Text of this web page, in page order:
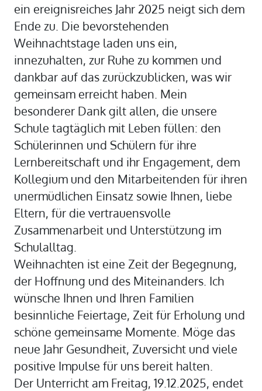
ein ereignisreiches Jahr 2025 neigt sich dem
Ende zu. Die bevorstehenden
Weihnachtstage laden uns ein,
innezuhalten, zur Ruhe zu kommen und
dankbar auf das zurückzublicken, was wir
gemeinsam erreicht haben. Mein
besonderer Dank gilt allen, die unsere
Schule tagtäglich mit Leben füllen: den
Schülerinnen und Schülern für ihre
Lernbereitschaft und ihr Engagement, dem
Kollegium und den Mitarbeitenden für ihren
unermüdlichen Einsatz sowie Ihnen, liebe
Eltern, für die vertrauensvolle
Zusammenarbeit und Unterstützung im
Schulalltag.
Weihnachten ist eine Zeit der Begegnung,
der Hoffnung und des Miteinanders. Ich
wünsche Ihnen und Ihren Familien
besinnliche Feiertage, Zeit für Erholung und
schöne gemeinsame Momente. Möge das
neue Jahr Gesundheit, Zuversicht und viele
positive Impulse für uns bereit halten.
Der Unterricht am Freitag, 19.12.2025, endet